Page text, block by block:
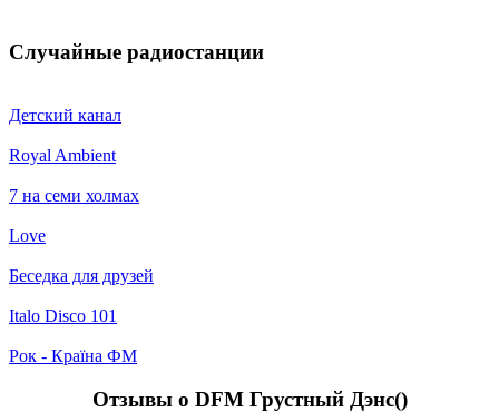
Случайные радиостанции
Детский канал
Royal Ambient
7 на семи холмах
Love
Беседка для друзей
Italo Disco 101
Рок - Країна ФМ
Отзывы о DFM Грустный Дэнс()